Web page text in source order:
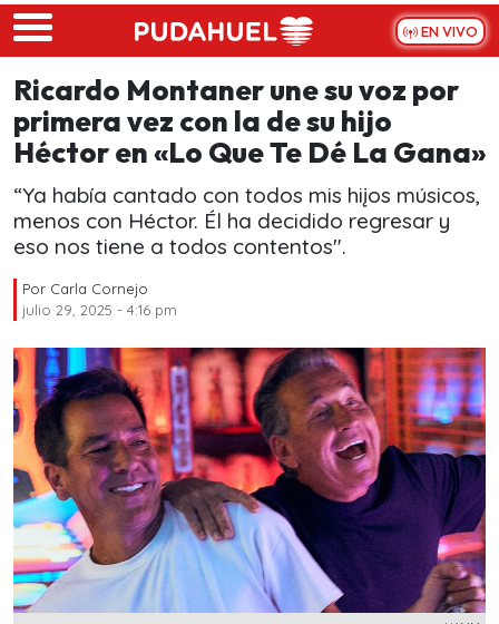
Skip to main content
EN VIVO
Ricardo Montaner une su voz por
primera vez con la de su hijo
Héctor en «Lo Que Te Dé La Gana»
“Ya había cantado con todos mis hiįos músicos,
menos con Héctor. Él ha decidido regresar y
eso nos tiene a todos contentos".
Por Carla Cornejo
julio 29, 2025 - 4:16 pm